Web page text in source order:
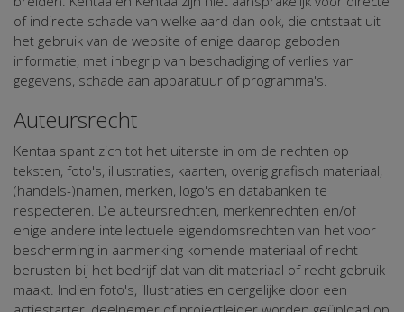
of indirecte schade van welke aard dan ook, die ontstaat uit
het gebruik van de website of enige daarop geboden
informatie, met inbegrip van beschadiging of verlies van
gegevens, schade aan apparatuur of programma's.
Auteursrecht
Kentaa spant zich tot het uiterste in om de rechten op
teksten, foto's, illustraties, kaarten, overig grafisch materiaal,
(handels-)namen, merken, logo's en databanken te
respecteren. De auteursrechten, merkenrechten en/of
enige andere intellectuele eigendomsrechten van het voor
bescherming in aanmerking komende materiaal of recht
berusten bij het bedrijf dat van dit materiaal of recht gebruik
maakt. Indien foto's, illustraties en dergelijke door een